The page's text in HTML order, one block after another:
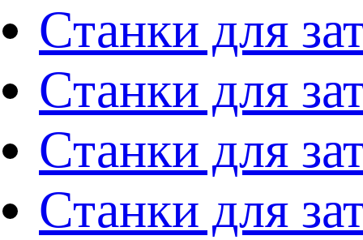
Станки для
Станки для
Станки для
Станки для